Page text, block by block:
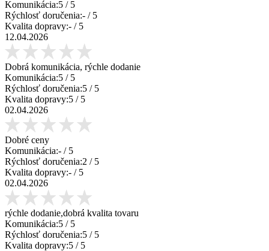
Komunikácia:5 / 5
Rýchlosť doručenia:- / 5
Kvalita dopravy:- / 5
12.04.2026
Dobrá komunikácia, rýchle dodanie
Komunikácia:5 / 5
Rýchlosť doručenia:5 / 5
Kvalita dopravy:5 / 5
02.04.2026
Dobré ceny
Komunikácia:- / 5
Rýchlosť doručenia:2 / 5
Kvalita dopravy:- / 5
02.04.2026
rýchle dodanie,dobrá kvalita tovaru
Komunikácia:5 / 5
Rýchlosť doručenia:5 / 5
Kvalita dopravy:5 / 5